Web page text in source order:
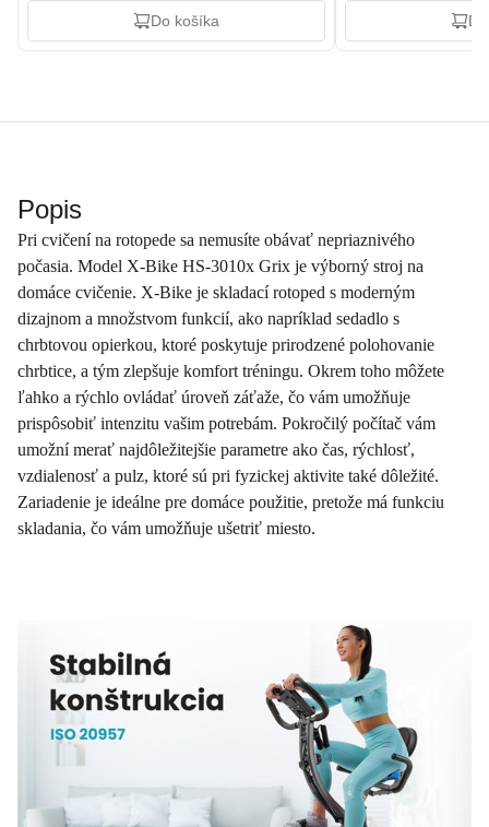
Do košíka
Popis
Pri cvičení na rotopede sa nemusíte obávať nepriaznivého
počasia. Model X-Bike HS-3010x Grix je výborný stroj na
domáce cvičenie. X-Bike je skladací rotoped s moderným
dizajnom a množstvom funkcií, ako napríklad sedadlo s
chrbtovou opierkou, ktoré poskytuje prirodzené polohovanie
chrbtice, a tým zlepšuje komfort tréningu. Okrem toho môžete
ľahko a rýchlo ovládať úroveň záťaže, čo vám umožňuje
prispôsobiť intenzitu vašim potrebám. Pokročilý počítač vám
umožní merať najdôležitejšie parametre ako čas, rýchlosť,
vzdialenosť a pulz, ktoré sú pri fyzickej aktivite také dôležité.
Zariadenie je ideálne pre domáce použitie, pretože má funkciu
skladania, čo vám umožňuje ušetriť miesto.